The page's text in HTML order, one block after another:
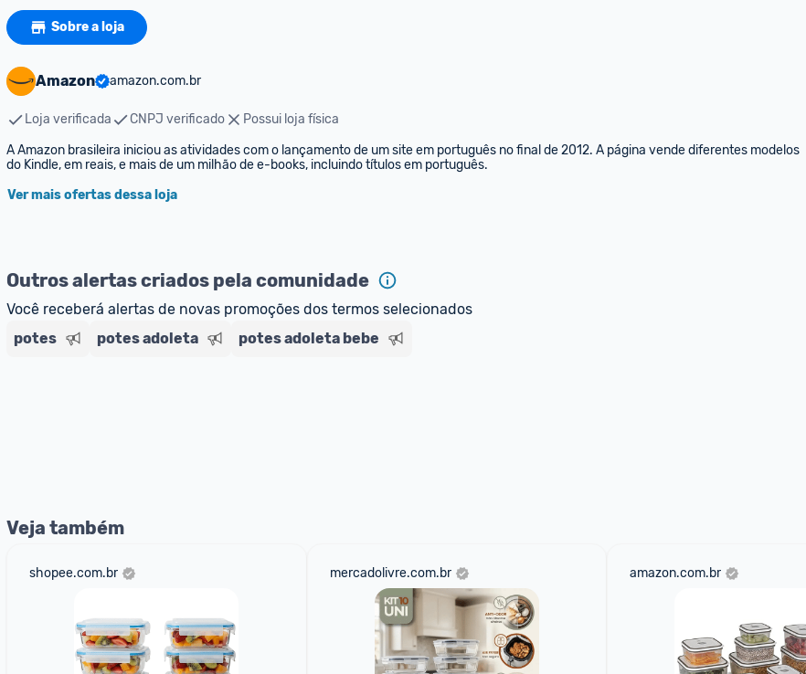
Sobre a loja
Amazon amazon.com.br
Loja verificada CNPJ verificado
Possui loja física
A Amazon brasileira iniciou as atividades com o lançamento de um site em português no final de 2012. A página vende diferentes modelos
do Kindle, em reais, e mais de um milhão de e-books, incluindo títulos em português.
Ver mais ofertas dessa loja
Outros alertas criados pela comunidade
Você receberá alertas de novas promoções dos termos selecionados
potes
potes adoleta potes adoleta bebe
Veja também
shopee.com.br mercadolivre.com.br amazon.com.br